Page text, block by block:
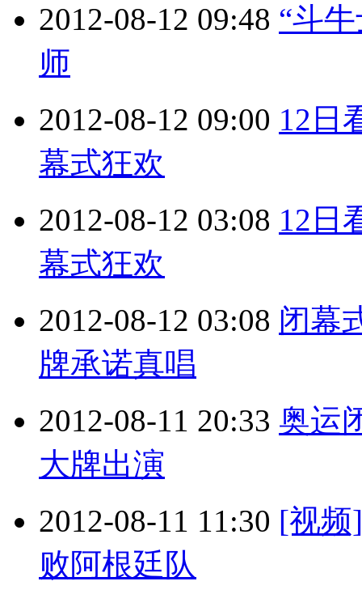
2012-08-12 09:48 “斗
师
2012-08-12 09:00 12日
幕式狂欢
2012-08-12 03:08 12日
幕式狂欢
2012-08-12 03:08 闭幕
牌承诺真唱
2012-08-11 20:33 奥运
大牌出演
2012-08-11 11:30 [视频
败阿根廷队